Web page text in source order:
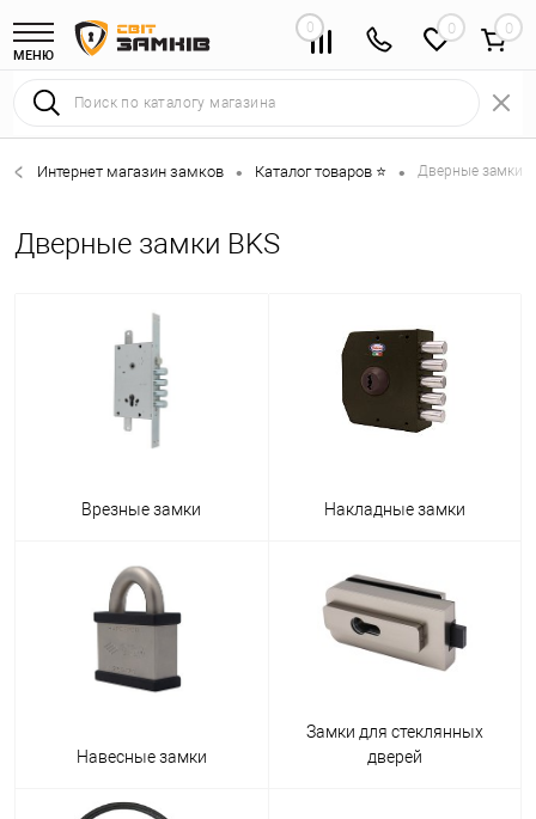
МЕНЮ
0 0
Интернет магазин замков • Каталог товаров ⭐ • Дверные замки
Дверные замки BKS
Врезные замки Накладные замки
Навесные замки
Замки для стеклянных
дверей